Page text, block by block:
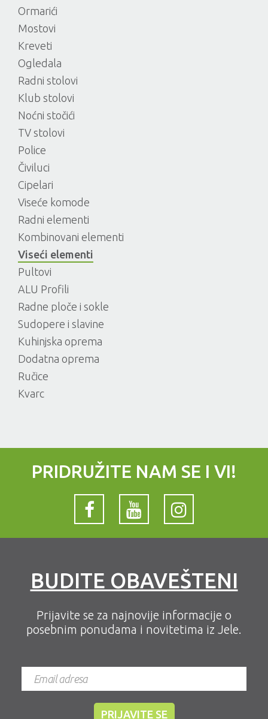
Ormarići
Mostovi
Kreveti
Ogledala
Radni stolovi
Klub stolovi
Noćni stočići
TV stolovi
Police
Čiviluci
Cipelari
Viseće komode
Radni elementi
Kombinovani elementi
Viseći elementi
Pultovi
ALU Profili
Radne ploče i sokle
Sudopere i slavine
Kuhinjska oprema
Dodatna oprema
Ručice
Kvarc
PRIDRUŽITE NAM SE I VI!
BUDITE OBAVEŠTENI
Prijavite se za najnovije informacije o
posebnim ponudama i novitetima iz Jele.